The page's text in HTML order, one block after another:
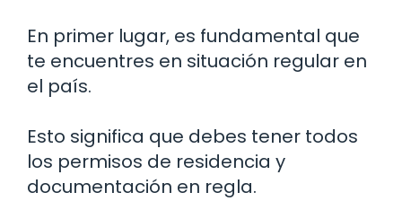
En primer lugar, es fundamental que
te encuentres en situación regular en
el país.
Esto significa que debes tener todos
los permisos de residencia y
documentación en regla.